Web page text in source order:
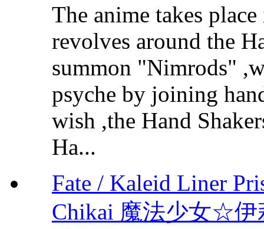
The anime takes
revolves around the
summon "Nimrods"
psyche by joining
wish ,the Hand
Ha...
Fate / Kaleid Liner
Chikai 魔法少女☆伊